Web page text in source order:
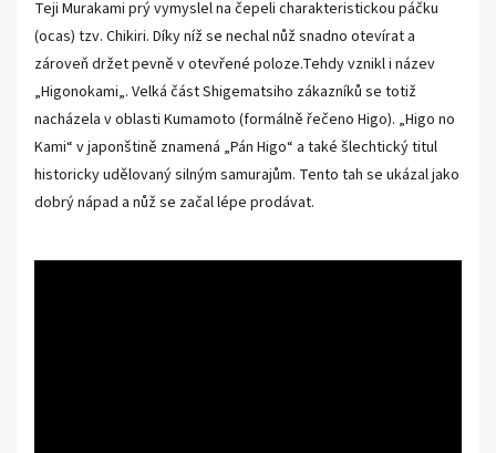
Teji Murakami prý vymyslel na čepeli charakteristickou páčku
(ocas) tzv. Chikiri. Díky níž se nechal nůž snadno otevírat a
zároveň držet pevně v otevřené poloze.Tehdy vznikl i název
„Higonokami„. Velká část Shigematsiho zákazníků se totiž
nacházela v oblasti Kumamoto (formálně řečeno Higo). „Higo no
Kami“ v japonštině znamená „Pán Higo“ a také šlechtický titul
historicky udělovaný silným samurajům. Tento tah se ukázal jako
dobrý nápad a nůž se začal lépe prodávat.